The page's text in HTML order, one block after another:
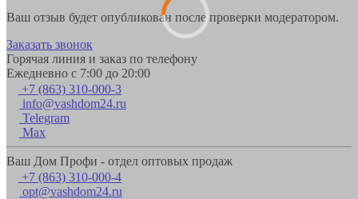
Ваш отзыв будет опубликован после проверки модератором.
Заказать звонок
Горячая линия и заказ по телефону
Ежедневно с 7:00 до 20:00
+7 (863) 310-000-3
info@vashdom24.ru
Telegram
Max
Ваш Дом Профи - отдел оптовых продаж
+7 (863) 310-000-4
opt@vashdom24.ru